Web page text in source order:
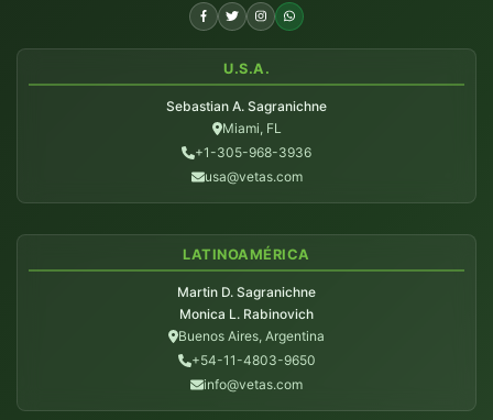
U.S.A.
Sebastian A. Sagranichne
Miami, FL
+1-305-968-3936
usa@vetas.com
LATINOAMÉRICA
Martin D. Sagranichne
Monica L. Rabinovich
Buenos Aires, Argentina
+54-11-4803-9650
info@vetas.com